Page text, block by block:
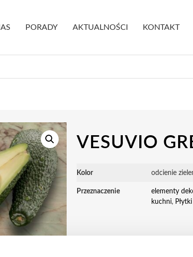
PORADY AKTUALNOŚCI KONTAKT
VESUVIO
Kolor odcienie
Przeznaczenie elementy
kuchni,